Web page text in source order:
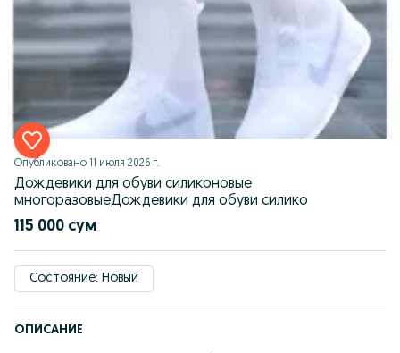
Опубликовано 11 июля 2026 г.
Дождевики для обуви силиконовые
многоразовыеДождевики для обуви силико
115 000 сум
Состояние: Новый
ОПИСАНИЕ